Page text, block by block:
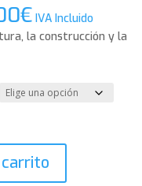
€Rango
de
799,00€
hasta
IVA Incluido
la construcción y la